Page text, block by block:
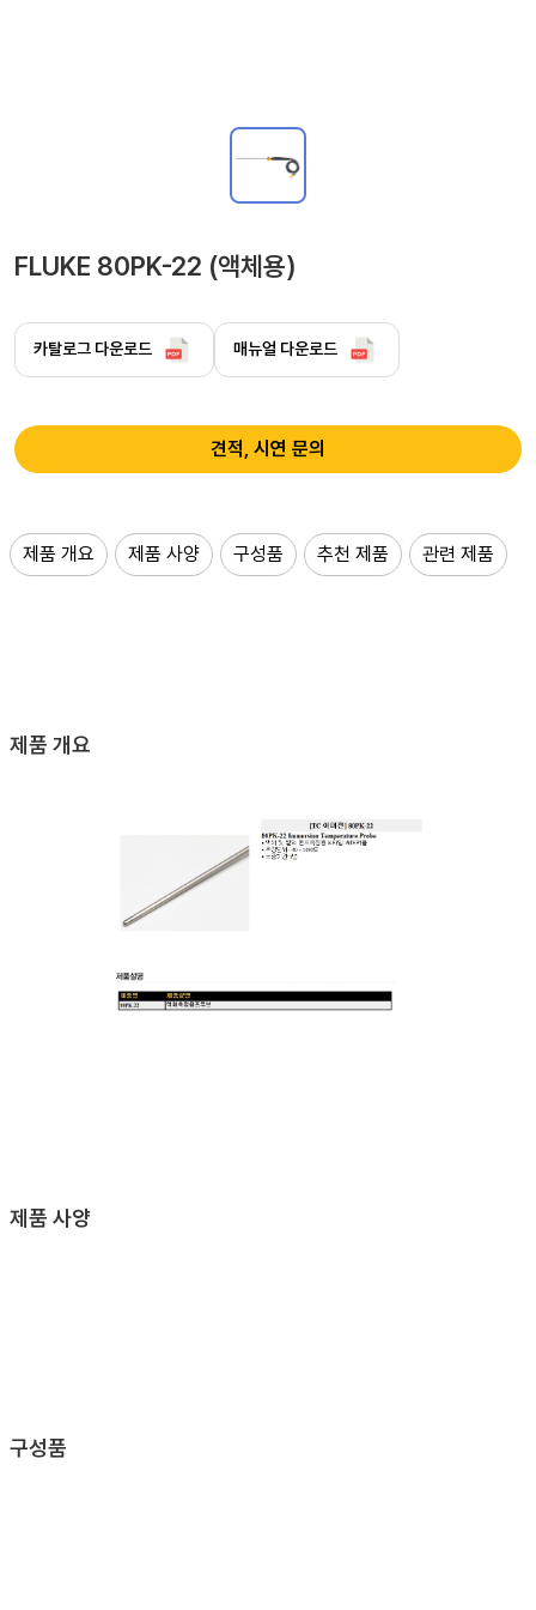
FLUKE 80PK-22 (액체용)
카탈로그 다운로드 매뉴얼 다운로드
견적, 시연 문의
제품 개요 제품 사양 구성품 추천 제품 관련 제품
제품 개요
제품 사양
구성품